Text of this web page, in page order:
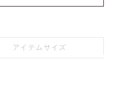
アイテムサイズ